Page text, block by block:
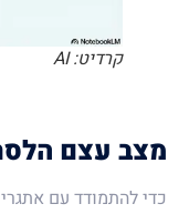
קרדיט: AI
מצב עצם
כדי להתמודד עם